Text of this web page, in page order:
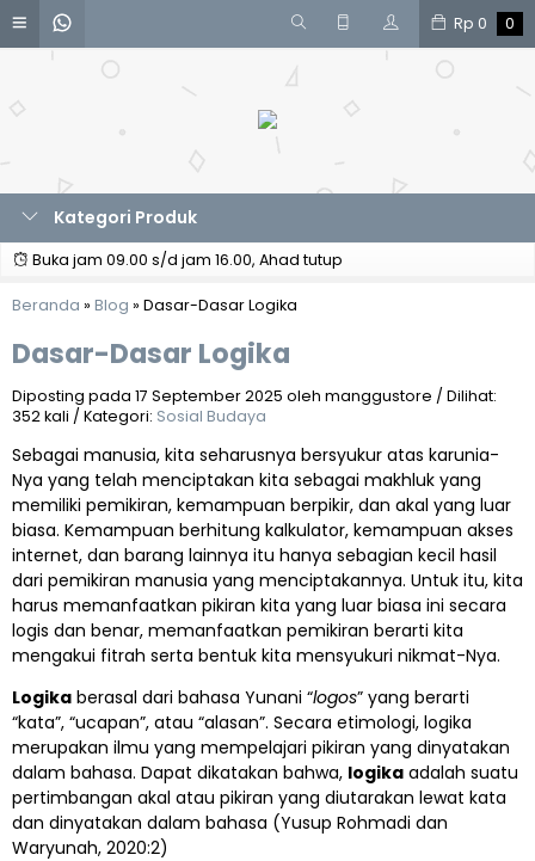
Rp 0 0
Kategori Produk
Buka jam 09.00 s/d jam 16.00, Ahad tutup
Beranda » Blog » Dasar-Dasar Logika
Dasar-Dasar Logika
Diposting pada 17 September 2025 oleh manggustore / Dilihat:
352 kali / Kategori: Sosial Budaya
Sebagai manusia, kita seharusnya bersyukur atas karunia-
Nya yang telah menciptakan kita sebagai makhluk yang
memiliki pemikiran, kemampuan berpikir, dan akal yang luar
biasa. Kemampuan berhitung kalkulator, kemampuan akses
internet, dan barang lainnya itu hanya sebagian kecil hasil
dari pemikiran manusia yang menciptakannya. Untuk itu, kita
harus memanfaatkan pikiran kita yang luar biasa ini secara
logis dan benar, memanfaatkan pemikiran berarti kita
mengakui fitrah serta bentuk kita mensyukuri nikmat-Nya.
Logika berasal dari bahasa Yunani “logos” yang berarti
“kata”, “ucapan”, atau “alasan”. Secara etimologi, logika
merupakan ilmu yang mempelajari pikiran yang dinyatakan
dalam bahasa. Dapat dikatakan bahwa, logika adalah suatu
pertimbangan akal atau pikiran yang diutarakan lewat kata
dan dinyatakan dalam bahasa (Yusup Rohmadi dan
Waryunah, 2020:2)